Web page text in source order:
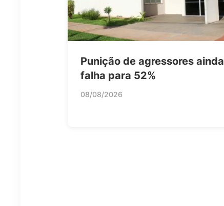
Punição de agressores ainda
falha para 52%
08/08/2026